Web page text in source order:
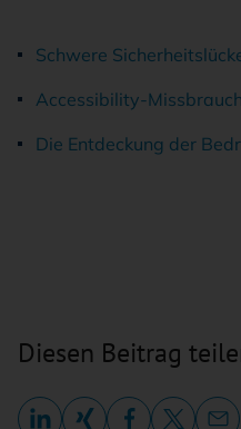
Schwe­re
Ac­ces­si­bi­li­ty-Miss­brauch
Die Ent­de­ckung der
Diesen Beitrag